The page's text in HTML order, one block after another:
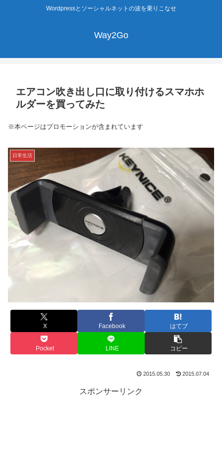
Wordpressとソーシャルネットの波を乗りこなせ
Way2Go
エアコン吹き出し口に取り付けるスマホホ
ルダーを買ってみた
※本ページはプロモーションが含まれています
日常生活
X Facebook はてブ
Pocket LINE コピー
2015.05.30 2015.07.04
スポンサーリンク